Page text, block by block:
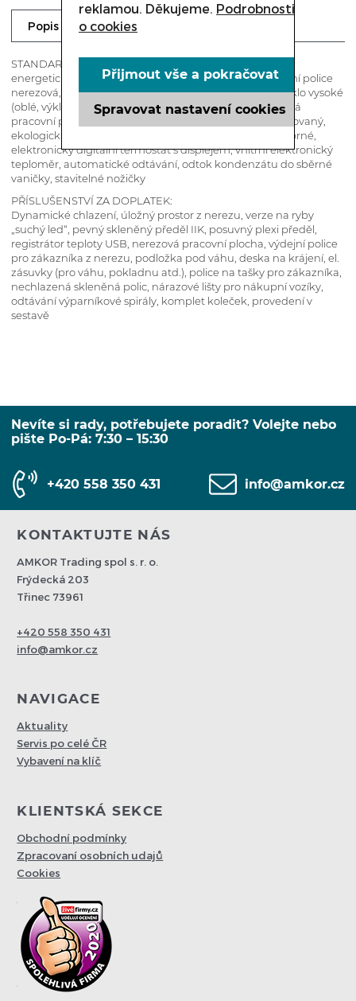
Popis Dotaz prodejci
STANDARD:
energeticky úsporné LED osvětlení (typ „maso“), výstavní police
nerezová, bočnice plechové (tloušťka 40 mm), přední sklo vysoké
(oblé, výklopné), chlazený úložný prostor z hliníku, žulová
pracovní plocha, noční kryty, vnější korpus práškově lakovaný,
ekologická PU izolace, hlinikové profily – zlaté nebo stříbrné,
elektronický digitální termostat s displejem, vnitřní elektronický
teploměr, automatické odtávání, odtok kondenzátu do sběrné
vaničky, stavitelné nožičky
PŘÍSLUŠENSTVÍ ZA DOPLATEK:
Dynamické chlazení, úložný prostor z nerezu, verze na ryby
„suchý led“, pevný skleněný předěl IIK, posuvný plexi předěl,
registrátor teploty USB, nerezová pracovní plocha, výdejní police
pro zákazníka z nerezu, podložka pod váhu, deska na krájení, el.
zásuvky (pro váhu, pokladnu atd.), police na tašky pro zákazníka,
nechlazená skleněná polic, nárazové lišty pro nákupní vozíky,
odtávání výparníkové spirály, komplet koleček, provedení v
sestavě
Nevíte si rady, potřebujete poradit? Volejte nebo
pište Po-Pá: 7:30 – 15:30
+420 558 350 431 info@amkor.cz
KONTAKTUJTE NÁS
AMKOR Trading spol s. r. o.
Frýdecká 203
Třinec 73961
+420 558 350 431
info@amkor.cz
NAVIGACE
Aktuality
Servis po celé ČR
Vybavení na klíč
KLIENTSKÁ SEKCE
Obchodní podmínky
Zpracovaní osobních udajů
Cookies
reklamou. Děkujeme. Podrobnosti
o cookies
Spravovat nastavení cookies
Přijmout vše a pokračovat